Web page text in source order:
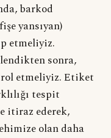
barkod
yansıyan)
etmeliyiz.
sonra,
etmeliyiz. Etiket
tespit
itiraz ederek,
olan daha